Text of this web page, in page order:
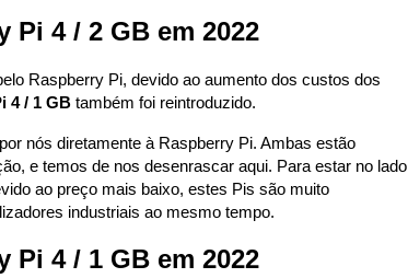
4 / 2 GB em 2022
Raspberry Pi, devido ao aumento dos custos dos
4 / 1 GB também foi reintroduzido.
nós diretamente à Raspberry Pi. Ambas estão
e temos de nos desenrascar aqui. Para estar no lado
ao preço mais baixo, estes Pis são muito
industriais ao mesmo tempo.
4 / 1 GB em 2022